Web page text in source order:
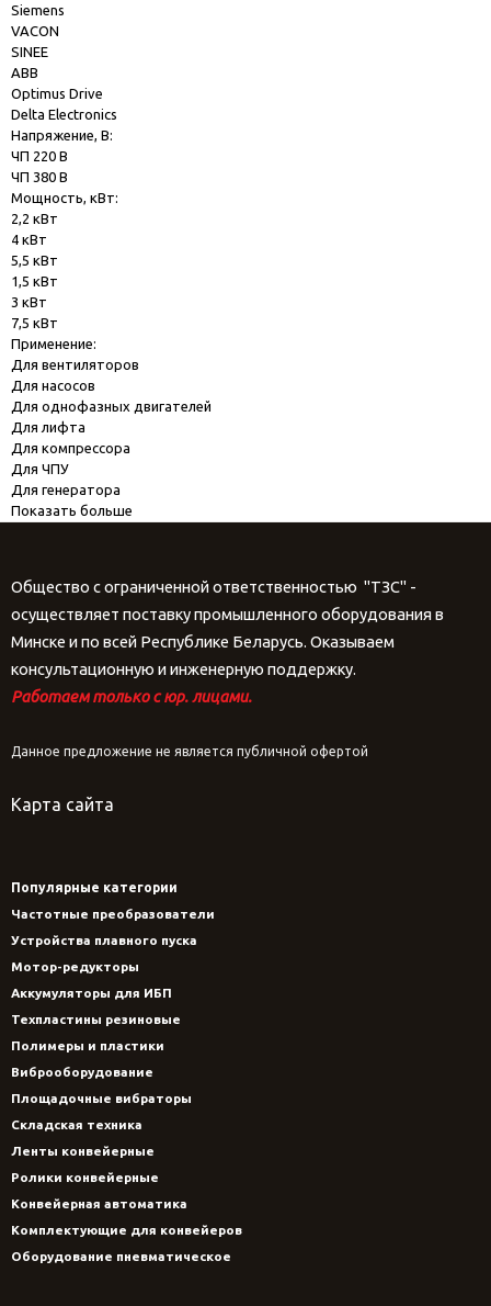
Siemens
VACON
SINEE
ABB
Optimus Drive
Delta Electronics
Напряжение, В:
ЧП 220 В
ЧП 380 В
Мощность, кВт:
2,2 кВт
4 кВт
5,5 кВт
1,5 кВт
3 кВт
7,5 кВт
Применение:
Для вентиляторов
Для насосов
Для однофазных двигателей
Для лифта
Для компрессора
Для ЧПУ
Для генератора
Показать больше
Общество с ограниченной ответственностью "ТЗС" -
осуществляет поставку промышленного оборудования в
Минске и по всей Республике Беларусь. Оказываем
консультационную и инженерную поддержку.
Работаем только с юр. лицами.
Данное предложение не является публичной офертой
Карта сайта
Популярные категории
Частотные преобразователи
Устройства плавного пуска
Мотор-редукторы
Аккумуляторы для ИБП
Техпластины резиновые
Полимеры и пластики
Виброоборудование
Площадочные вибраторы
Складская техника
Ленты конвейерные
Ролики конвейерные
Конвейерная автоматика
Комплектующие для конвейеров
Оборудование пневматическое